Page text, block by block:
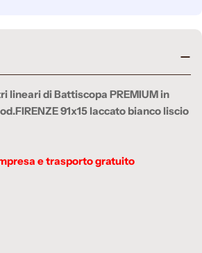
lineari di Battiscopa PREMIUM in
91x15 laccato bianco liscio
e trasporto gratuito